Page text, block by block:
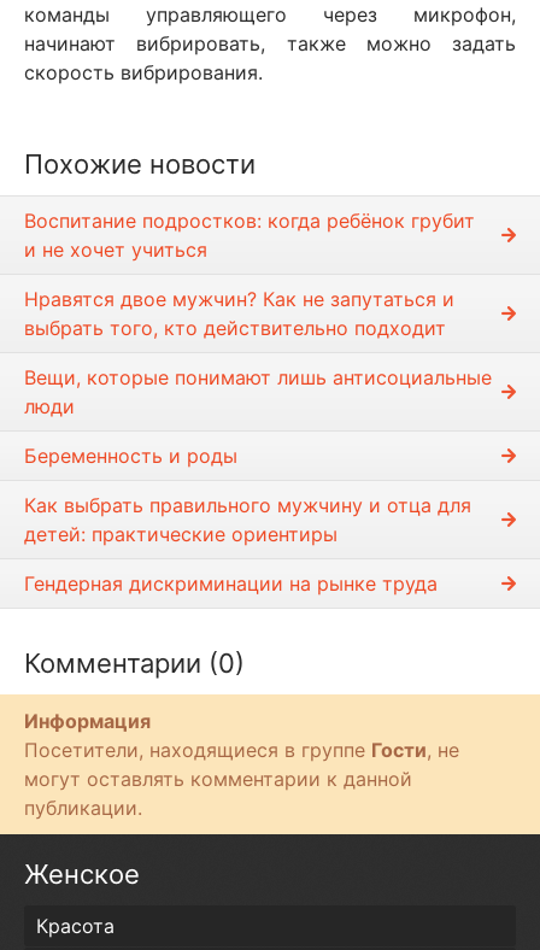
команды управляющего через микрофон,
начинают вибрировать, также можно задать
скорость вибрирования.
Похожие новости
Воспитание подростков: когда ребёнок грубит
и не хочет учиться
Нравятся двое мужчин? Как не запутаться и
выбрать того, кто действительно подходит
Вещи, которые понимают лишь антисоциальные
люди
Беременность и роды
Как выбрать правильного мужчину и отца для
детей: практические ориентиры
Гендерная дискриминации на рынке труда
Комментарии (0)
Информация
Посетители, находящиеся в группе Гости, не
могут оставлять комментарии к данной
публикации.
Женское
Красота